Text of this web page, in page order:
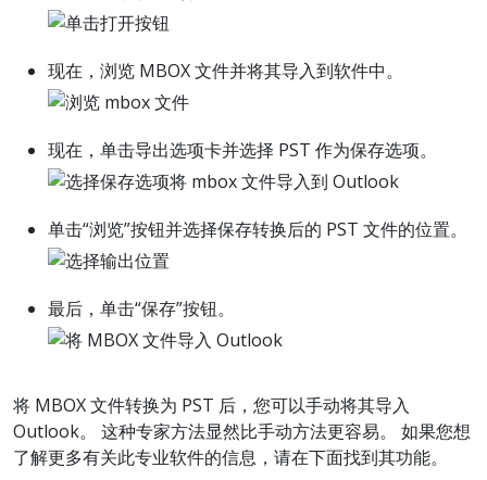
现在，浏览 MBOX 文件并将其导入到软件中。
现在，单击导出选项卡并选择 PST 作为保存选项。
单击“浏览”按钮并选择保存转换后的 PST 文件的位置。
最后，单击“保存”按钮。
将 MBOX 文件转换为 PST 后，您可以手动将其导入
Outlook。 这种专家方法显然比手动方法更容易。 如果您想
了解更多有关此专业软件的信息，请在下面找到其功能。